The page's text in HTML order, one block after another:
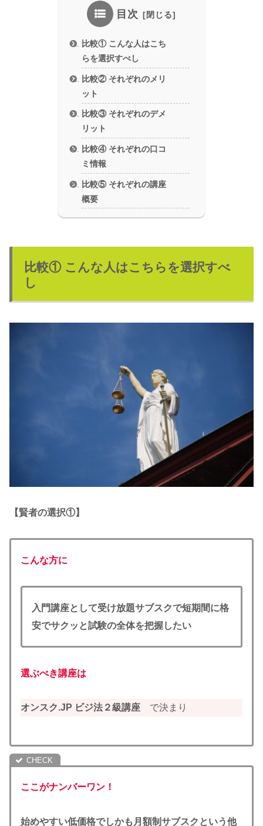
目次
比較① こんな人はこち
らを選択すべし
比較② それぞれのメリ
ット
比較③ それぞれのデメ
リット
比較④ それぞれの口コ
ミ情報
比較⑤ それぞれの講座
概要
比較① こんな人はこちらを選択すべ
し
【賢者の選択①】
こんな方に
入門講座として受け放題サブスクで短期間に格
安でサクッと試験の全体を把握したい
選ぶべき講座は
オンスク.JP ビジ法２級講座 で決まり
ここがナンバーワン！
始めやすい低価格でしかも月額制サブスクという他